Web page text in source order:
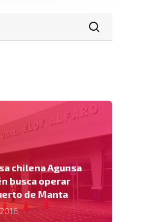
chilena Agunsa
busca operar
de Manta